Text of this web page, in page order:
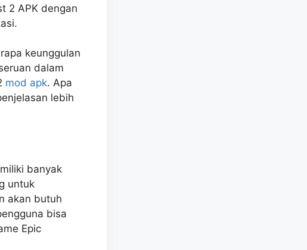
2 APK dengan
keunggulan
dalam
mod apk. Apa
lebih
banyak
untuk
akan butuh
bisa
Epic